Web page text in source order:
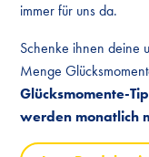
immer für uns da.
Schenke ihnen deine
Menge
Glücksmomente-
werden monatlich